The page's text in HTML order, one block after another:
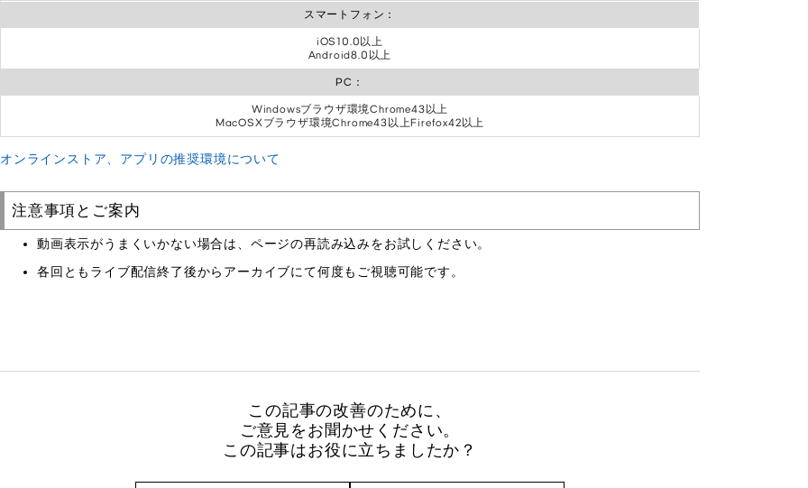
スマートフォン：
iOS10.0以上
Android8.0以上
PC：
Windowsブラウザ環境Chrome43以上
MacOSXブラウザ環境Chrome43以上Firefox42以上
オンラインストア、アプリの推奨環境について
注意事項とご案内
動画表示がうまくいかない場合は、ページの再読み込みをお試しください。
各回ともライブ配信終了後からアーカイブにて何度もご視聴可能です。
この記事の改善のために、
ご意見をお聞かせください。
この記事はお役に立ちましたか？